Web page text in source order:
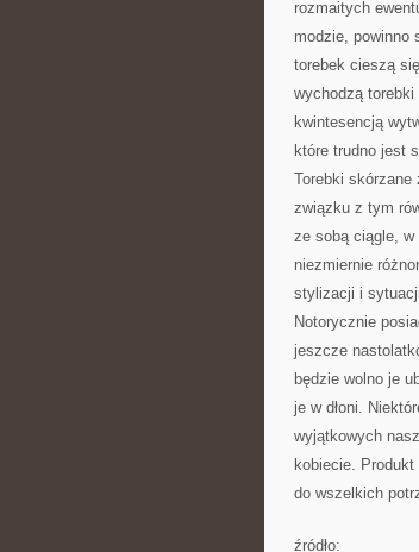
rozmaitych
modzie, powinno
torebek cieszą
wychodzą
kwintesencją
które trudno jest
Torebki skórzane
związku z tym
ze sobą ciągle,
niezmiernie
stylizacji i
Notorycznie
jeszcze
będzie wolno je
je w dłoni.
wyjątkowych
kobiecie.
do wszelkich
źródło: